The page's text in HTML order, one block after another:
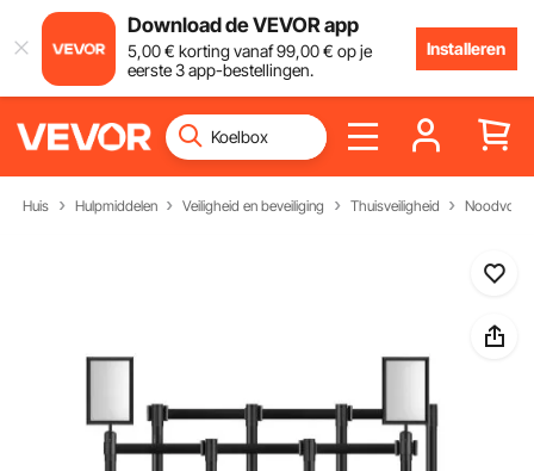
Download de VEVOR app
5,00€ korting vanaf99,00€ op je
eerste 3 app-bestellingen.
Installeren
Huis Hulpmiddelen Veiligheid en beveiliging Thuisveiligheid